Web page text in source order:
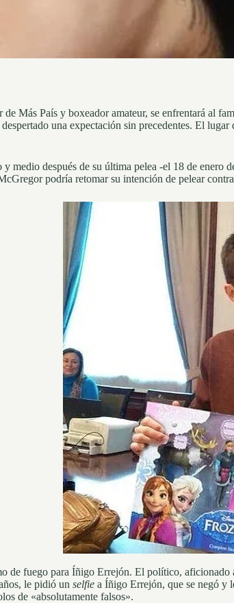
Más País y boxeador amateur, se enfrentará al
una expectación sin precedentes. El
medio después de su última pelea -el 18 de
podría retomar su intención de pelear
de fuego para Íñigo Errejón. El político, aficionado
le pidió un selfie a Íñigo Errejón, que se negó y
de «absolutamente falsos».